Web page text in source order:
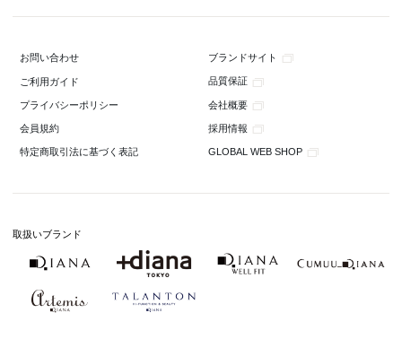
お問い合わせ ブランドサイト
ご利用ガイド 品質保証
プライバシーポリシー 会社概要
会員規約 採用情報
特定商取引法に基づく表記 GLOBAL WEB SHOP
取扱いブランド